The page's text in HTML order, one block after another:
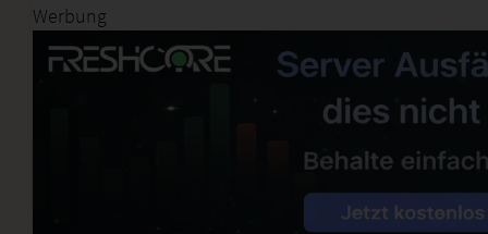
Werbung